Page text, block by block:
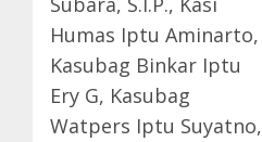
Humas Iptu Aminarto,
Kasubag Binkar Iptu
Ery G, Kasubag
Watpers Iptu Suyatno,